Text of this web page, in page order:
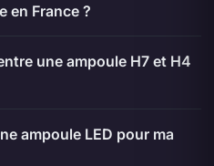
en France ?
une ampoule H7 et H4
ampoule LED pour ma